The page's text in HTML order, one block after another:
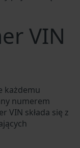
VIN
każdemu
numerem
VIN składa się z